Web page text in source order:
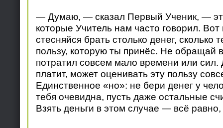
— Думаю, — сказал Первый Ученик, —
которые Учитель нам часто говорил. Вот
стесняйся брать столько денег, сколько
пользу, которую ты принёс. Не обращай
потратил совсем мало времени или сил.
платит, может оценивать эту пользу
Единственное «но»: не бери денег у
тебя очевидна, пусть даже остальные
Взять деньги в этом случае — всё равно,